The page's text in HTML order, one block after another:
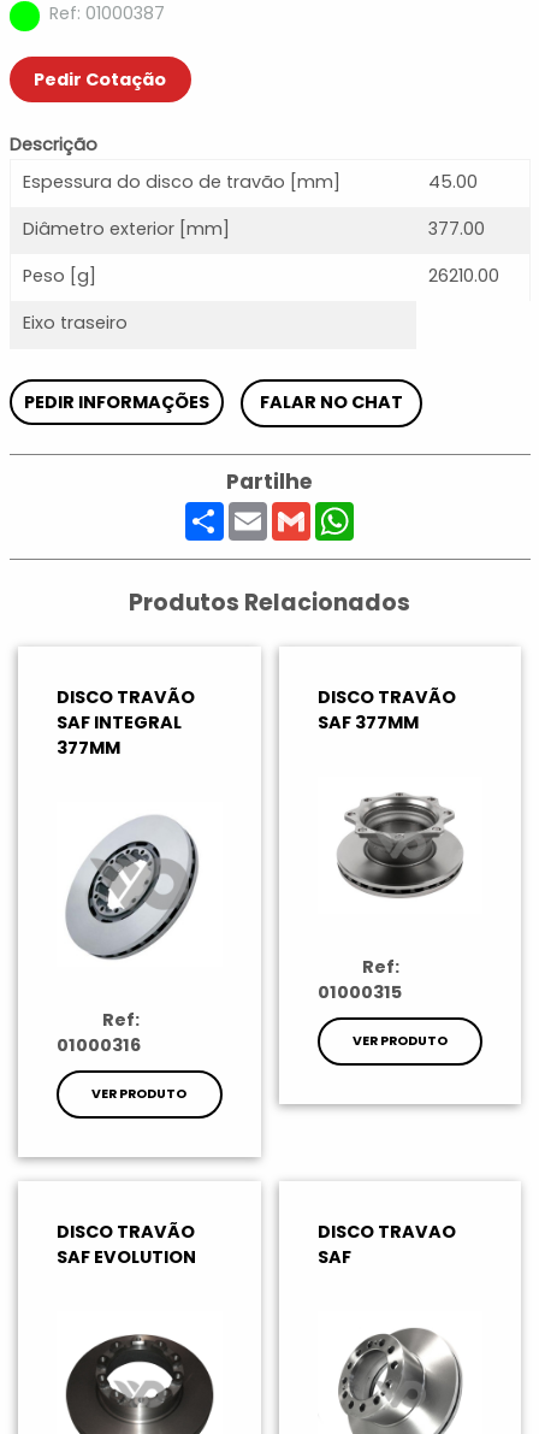
Ref: 01000387
Pedir Cotação
Descrição
Espessura do disco de travão [mm]
45.00
Diâmetro exterior [mm]
377.00
Peso [g]
26210.00
Eixo traseiro
PEDIR INFORMAÇÕES FALAR NO CHAT
Partilhe
ShareEmailGmail
Produtos Relacionados
DISCO TRAVÃO
SAF INTEGRAL
377MM
Ref:
01000316
VER PRODUTO
DISCO TRAVÃO
SAF 377MM
Ref:
01000315
VER PRODUTO
DISCO TRAVÃO
SAF EVOLUTION
DISCO TRAVAO
SAF